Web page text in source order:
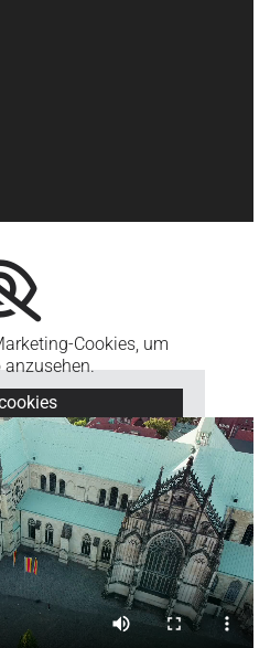
Cookies, um
anzusehen.